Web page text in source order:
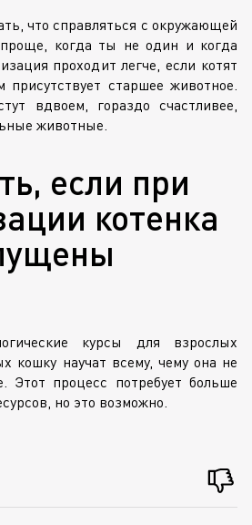
что справляться с окружающей
проще, когда ты не один и когда
проходит легче, если котят
старшее животное.
вдвоем, гораздо счастливее,
животные.
если при
котенка
курсы для взрослых
кошку научат всему, чему она не
Этот процесс потребует больше
но это возможно.